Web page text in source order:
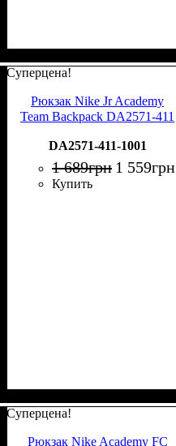
Суперцена!
Рюкзак Nike Jr Academy
Team Backpack DA2571-411
DA2571-411-1001
1 689грн 1 559грн
Купить
Суперцена!
Рюкзак Nike Academy FC